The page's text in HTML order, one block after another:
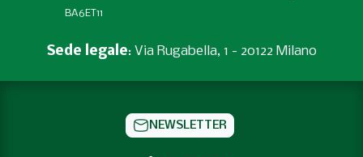
BA6ET11
Sede legale: Via Rugabella, 1 - 20122 Milano
NEWSLETTER